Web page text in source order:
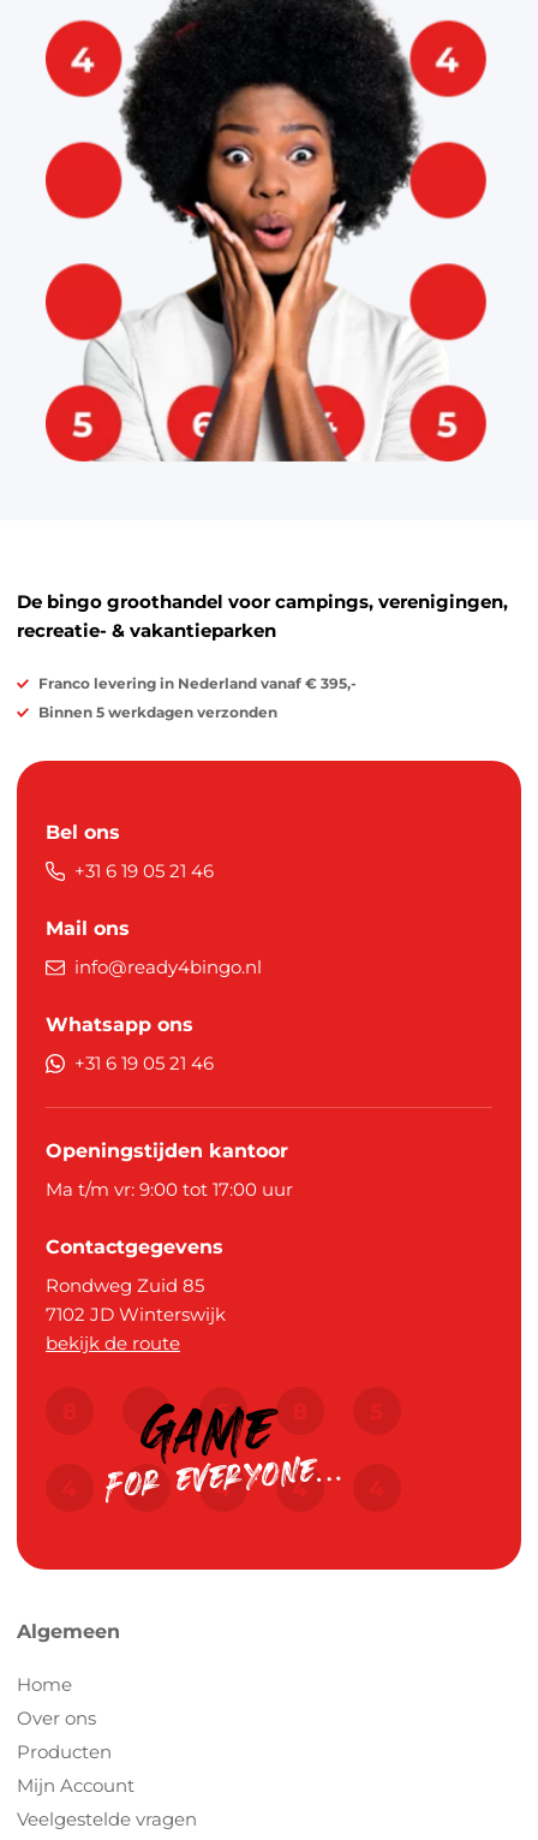
De bingo groothandel voor campings, verenigingen,
recreatie- & vakantieparken
Franco levering in Nederland vanaf € 395,-
Binnen 5 werkdagen verzonden
Bel ons
+31 6 19 05 21 46
Mail ons
info@ready4bingo.nl
Whatsapp ons
+31 6 19 05 21 46
Openingstijden kantoor
Ma t/m vr: 9:00 tot 17:00 uur
Contactgegevens
Rondweg Zuid 85
7102 JD Winterswijk
bekijk de route
Algemeen
Home
Over ons
Producten
Mijn Account
Veelgestelde vragen